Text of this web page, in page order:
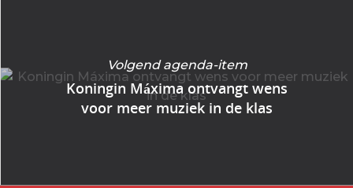
Volgend agenda-item
Koningin Máxima ontvangt wens
voor meer muziek in de klas